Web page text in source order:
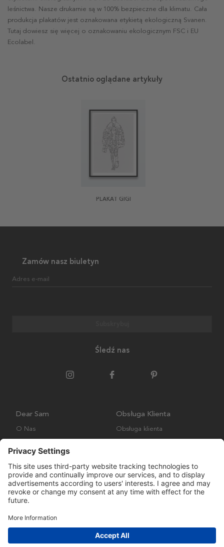
leśnictwa. Nasze drukarnie są w 100% bezpieczne dla klimatu. Cała
produkcja plakatów jest oznakowana etykietą ekologiczną Svanen.
Tutaj dowiesz się więcej o oznakowaniu ekologicznym FSC i EU
Ecolabel.
Ostatnio oglądane artykuły
PLAKAT GIGI
Zamów nasz biuletyn
Adres e-mail
Śledź nas
Dear Sam
O Nas
Obsługa Klienta
Obsługa klienta
Wysyłka i Dostawa